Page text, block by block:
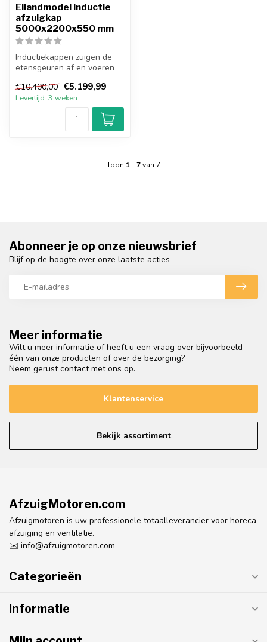
Eilandmodel Inductie
afzuigkap
5000x2200x550 mm
Inductiekappen zuigen de
etensgeuren af en voeren
bi...
€10.400,00 €5.199,99
Levertijd: 3 weken
Toon 1-7van 7
Meer informatie
Wilt u meer informatie of heeft u een vraag over bijvoorbeeld
één van onze producten of over de bezorging?
Neem gerust contact met ons op.
Klantenservice
Bekijk assortiment
Abonneer je op onze nieuwsbrief
Blijf op de hoogte over onze laatste acties
AfzuigMotoren.com
Afzuigmotoren is uw professionele totaalleverancier voor horeca
afzuiging en ventilatie.
✉️ info@afzuigmotoren.com
Categorieën
Informatie